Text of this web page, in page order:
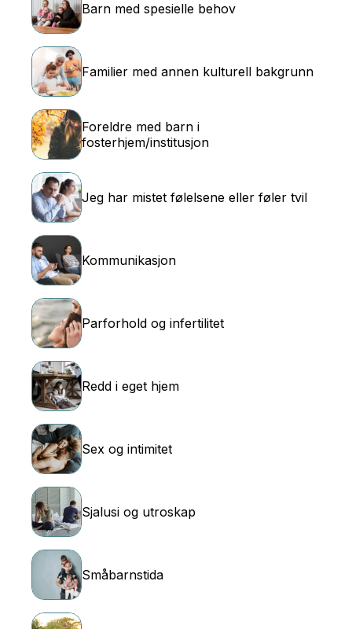
Barn med spesielle behov
Familier med annen kulturell bakgrunn
Foreldre med barn i
fosterhjem/institusjon
Jeg har mistet følelsene eller føler tvil
Kommunikasjon
Parforhold og infertilitet
Redd i eget hjem
Sex og intimitet
Sjalusi og utroskap
Småbarnstida